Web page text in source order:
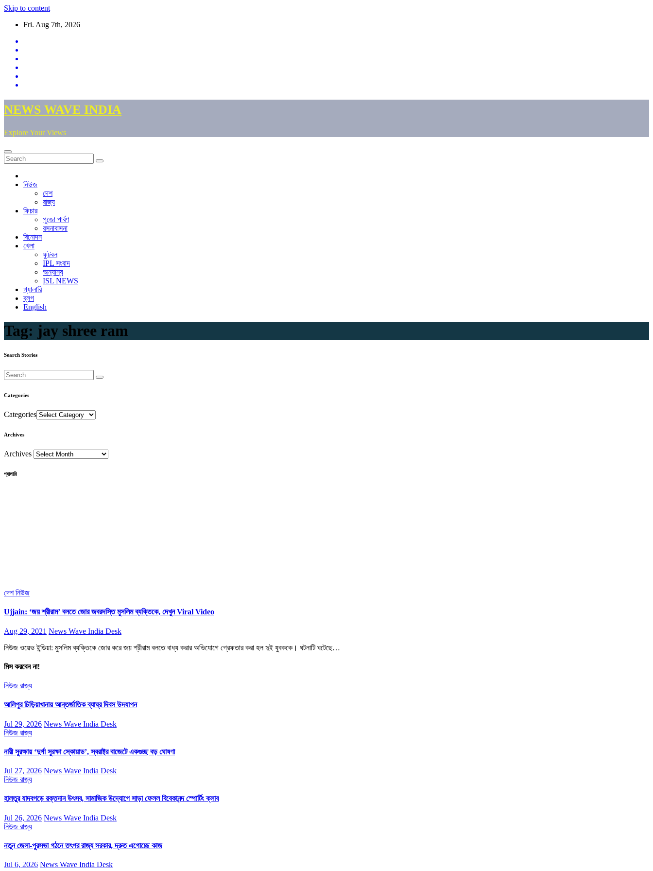
Skip to content
Fri. Aug 7th, 2026
NEWS WAVE INDIA
Explore Your Views
নিউজ
দেশ
রাজ্য
ফিচার
পুজো পার্বণ
রসনাবাসনা
বিনোদন
খেলা
ফুটবল
IPL সংবাদ
অন্যান্য
ISL NEWS
গ্যালারি
ব্লগ
English
Tag: jay shree ram
Search Stories
Categories
Categories
Archives
Archives
গ্যালারি
দেশনিউজ
Ujjain: ‘জয় শ্রীরাম’ বলতে জোর জবরদস্তি মুসলিম ব্যক্তিকে, দেখুন Viral Video
Aug 29, 2021 News Wave India Desk
নিউজ ওয়েভ ইন্ডিয়া: মুসলিম ব্যক্তিকে জোর করে জয় শ্রীরাম বলতে বাধ্য করার অভিযোগে গ্রেফতার করা হল দুই যুবককে। ঘটনাটি ঘটেছে…
মিস করবেন না!
নিউজ রাজ্য
আলিপুর চিড়িয়াখানায় আন্তর্জাতিক ব্যাঘ্র দিবস উদযাপন
Jul 29, 2026 News Wave India Desk
নিউজ রাজ্য
নারী সুরক্ষায় ‘দুর্গা সুরক্ষা স্কোয়াড’, স্বরাষ্ট্র বাজেটে একগুচ্ছ বড় ঘোষণা
Jul 27, 2026 News Wave India Desk
নিউজ রাজ্য
হালতুর যাদবগড়ে রক্তদান উৎসব, সামাজিক উদ্যোগে সাড়া ফেলল বিবেকানন্দ স্পোর্টিং ক্লাব
Jul 26, 2026 News Wave India Desk
নিউজ রাজ্য
নতুন জেলা-পুরসভা গঠনে তৎপর রাজ্য সরকার, দ্রুত এগোচ্ছে কাজ
Jul 6, 2026 News Wave India Desk